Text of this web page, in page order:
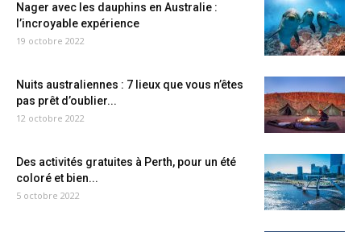
Nager avec les dauphins en Australie :
l’incroyable expérience
19 octobre 2022
Nuits australiennes : 7 lieux que vous n’êtes
pas prêt d’oublier...
12 octobre 2022
Des activités gratuites à Perth, pour un été
coloré et bien...
5 octobre 2022